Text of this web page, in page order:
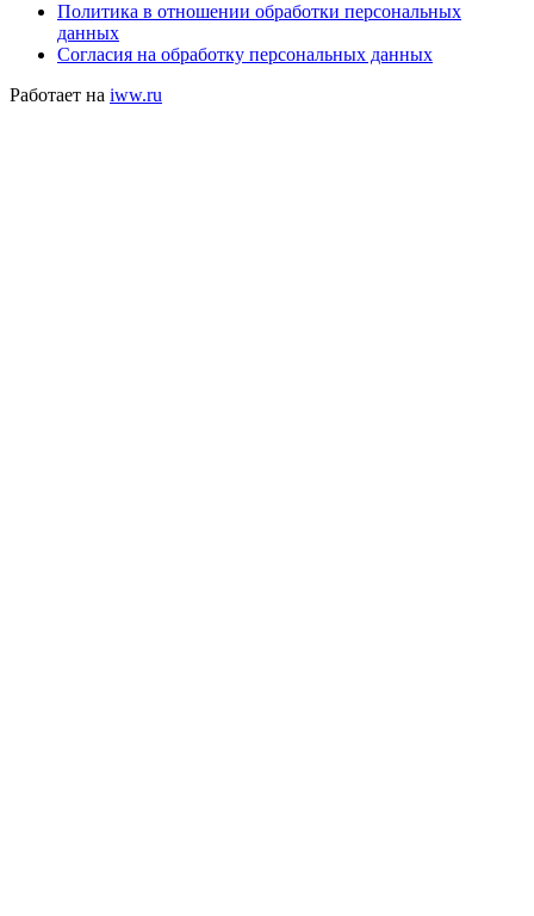
Политика в отношении обработки персональных
данных
Согласия на обработку персональных данных
Работает на iww.ru